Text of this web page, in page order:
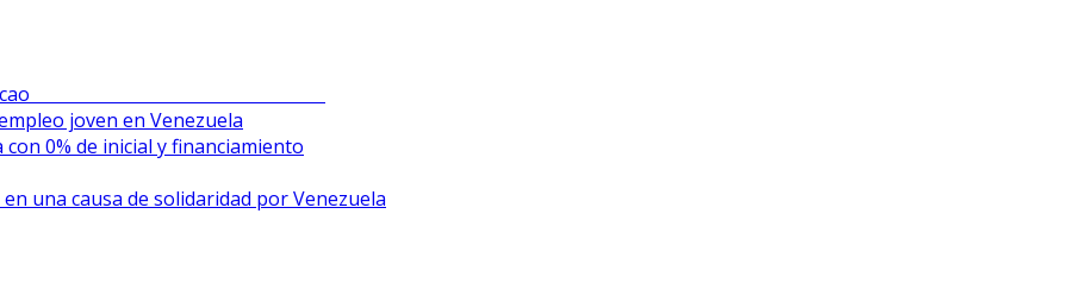
el Sambil de Chacao
joven en Venezuela
0% de inicial y financiamiento
una causa de solidaridad por Venezuela